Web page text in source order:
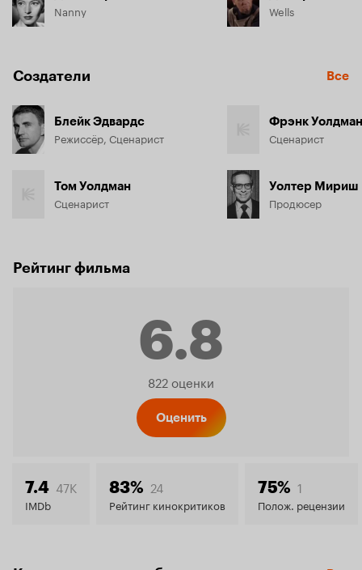
Nanny Wells
Создатели Все
Блейк Эдвардс
Режиссёр, Сценарист
Том Уолдман
Сценарист
Фрэнк Уолдман
Сценарист
Уолтер Мириш
Продюсер
Рейтинг фильма
6.8
Рейтинг
6.8
822 оценки
Оценить
7.4 47K
IMDb
83% 24
Рейтинг кинокритиков
75% 1
Полож. рецензии